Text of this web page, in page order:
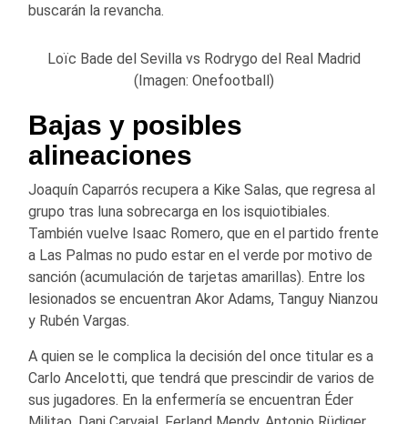
buscarán la revancha.
Loïc Bade del Sevilla vs Rodrygo del Real Madrid
(Imagen: Onefootball)
Bajas y posibles
alineaciones
Joaquín Caparrós recupera a Kike Salas, que regresa al
grupo tras luna sobrecarga en los isquiotibiales.
También vuelve Isaac Romero, que en el partido frente
a Las Palmas no pudo estar en el verde por motivo de
sanción (acumulación de tarjetas amarillas). Entre los
lesionados se encuentran Akor Adams, Tanguy Nianzou
y Rubén Vargas.
A quien se le complica la decisión del once titular es a
Carlo Ancelotti, que tendrá que prescindir de varios de
sus jugadores. En la enfermería se encuentran Éder